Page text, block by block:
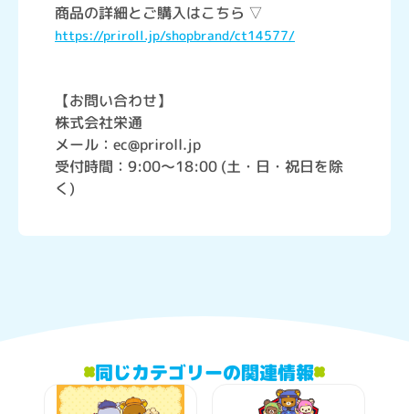
商品の詳細とご購入はこちら ▽
https://priroll.jp/shopbrand/ct14577/
【お問い合わせ】
株式会社栄通
メール：ec@priroll.jp
受付時間：9:00～18:00 (土・日・祝日を除
く)
同じカテゴリーの関連情報